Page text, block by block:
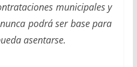
municipales y
podrá ser base para
asentarse.